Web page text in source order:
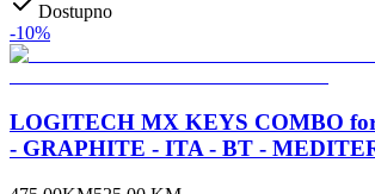
Dostupno
-10%
LOGITECH MX KEYS COMBO for
- GRAPHITE - ITA - BT -